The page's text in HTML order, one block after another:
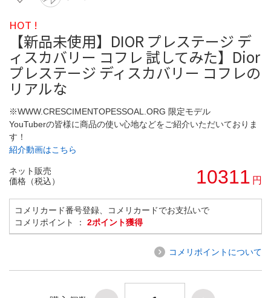
HOT !
【新品未使用】DIOR プレステージ デ
ィスカバリー コフレ 試してみた】Dior
プレステージ ディスカバリー コフレの
リアルな
※WWW.CRESCIMENTOPESSOAL.ORG 限定モデル
YouTuberの皆様に商品の使い心地などをご紹介いただいておりま
す！
紹介動画はこちら
ネット販売
価格（税込）
10311 円
コメリカード番号登録、コメリカードでお支払いで
コメリポイント ： 2ポイント獲得
コメリポイントについて